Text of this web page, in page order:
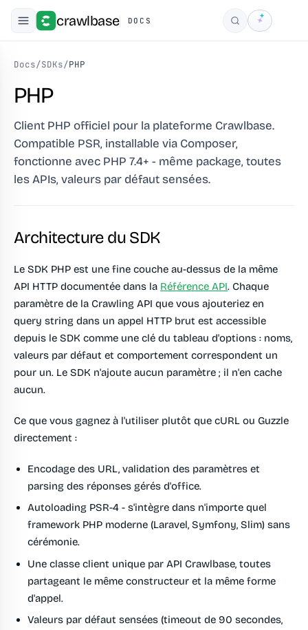
crawlbase DOCS Rechercher
Docs/SDKs/PHP
PHP
Client PHP officiel pour la plateforme Crawlbase.
Compatible PSR, installable via Composer,
fonctionne avec PHP 7.4+ - même package, toutes
les APIs, valeurs par défaut sensées.
Architecture du SDK
Le SDK PHP est une fine couche au-dessus de la même
API HTTP documentée dans la Référence API. Chaque
paramètre de la Crawling API que vous ajouteriez en
query string dans un appel HTTP brut est accessible
depuis le SDK comme une clé du tableau d'options : noms,
valeurs par défaut et comportement correspondent un
pour un. Le SDK n'ajoute aucun paramètre ; il n'en cache
aucun.
Ce que vous gagnez à l'utiliser plutôt que cURL ou Guzzle
directement :
Encodage des URL, validation des paramètres et
parsing des réponses gérés d'office.
Autoloading PSR-4 - s'intègre dans n'importe quel
framework PHP moderne (Laravel, Symfony, Slim) sans
cérémonie.
Une classe client unique par API Crawlbase, toutes
partageant le même constructeur et la même forme
d'appel.
Valeurs par défaut sensées (timeout de 90 secondes,